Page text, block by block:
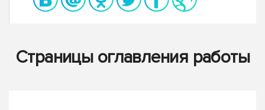
Страницы оглавления работы